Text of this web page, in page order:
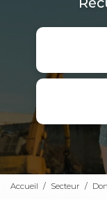
Accueil Secteur